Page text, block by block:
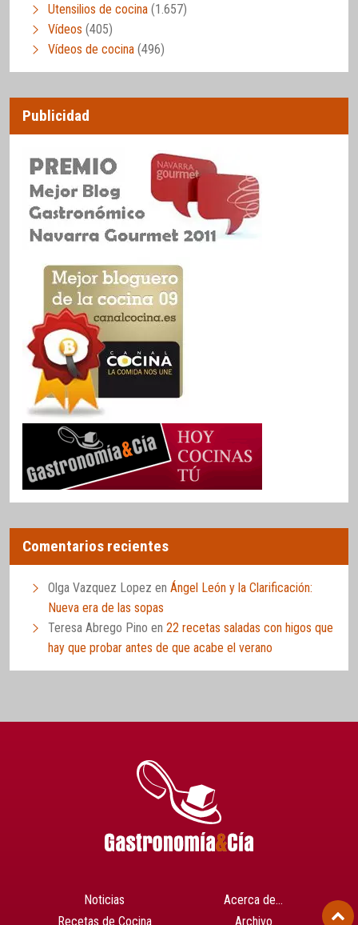
Utensilios de cocina (1.657)
Vídeos (405)
Vídeos de cocina (496)
Publicidad
Comentarios recientes
Olga Vazquez Lopez en Ángel León y la Clarificación:
Nueva era de las sopas
Teresa Abrego Pino en 22 recetas saladas con higos que
hay que probar antes de que acabe el verano
Noticias
Recetas de Cocina
Acerca de…
Archivo